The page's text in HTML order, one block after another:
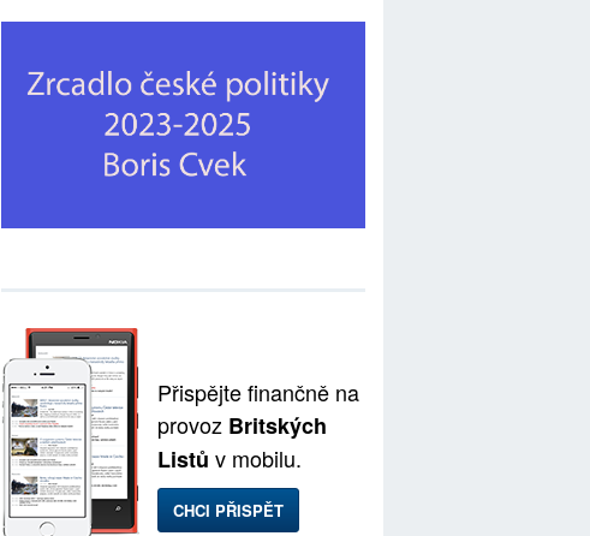
Přispějte finančně na
provoz Britských
Listů v mobilu.
CHCI PŘISPĚT